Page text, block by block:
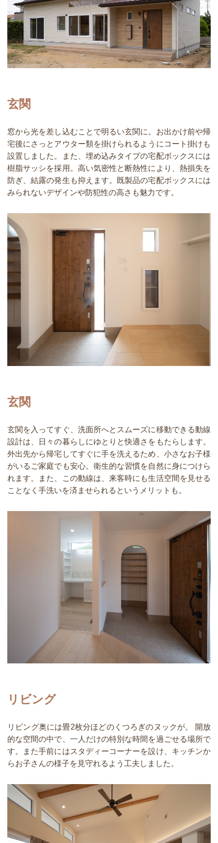
玄関
窓から光を差し込むことで明るい玄関に。お出かけ前や帰
宅後にさっとアウター類を掛けられるようにコート掛けも
設置しました。また、埋め込みタイプの宅配ボックスには
樹脂サッシを採用。高い気密性と断熱性により、熱損失を
防ぎ、結露の発生も抑えます。既製品の宅配ボックスには
みられないデザインや防犯性の高さも魅力です。
玄関
玄関を入ってすぐ、洗面所へとスムーズに移動できる動線
設計は、日々の暮らしにゆとりと快適さをもたらします。
外出先から帰宅してすぐに手を洗えるため、小さなお子様
がいるご家庭でも安心。衛生的な習慣を自然に身につけら
れます。また、この動線は、来客時にも生活空間を見せる
ことなく手洗いを済ませられるというメリットも。
リビング
リビング奥には畳2枚分ほどのくつろぎのヌックが。 開放
的な空間の中で、一人だけの特別な時間を過ごせる場所で
す。また手前にはスタディーコーナーを設け、キッチンか
らお子さんの様子を見守れるよう工夫しました。